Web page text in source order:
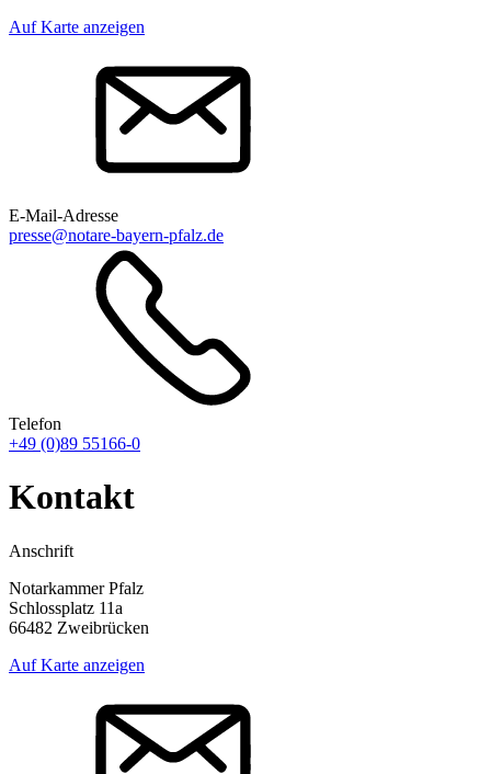
Auf Karte anzeigen
E-Mail-Adresse
presse@notare-bayern-pfalz.de
Telefon
+49 (0)89 55166-0
Kontakt
Anschrift
Notarkammer Pfalz
Schlossplatz 11a
66482 Zweibrücken
Auf Karte anzeigen